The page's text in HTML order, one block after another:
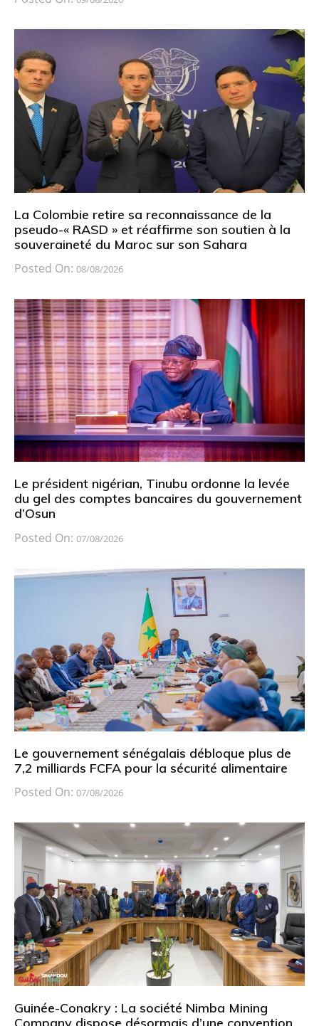
La Colombie retire sa reconnaissance de la
pseudo-« RASD » et réaffirme son soutien à la
souveraineté du Maroc sur son Sahara
Posted On: 08/08/2026
Le président nigérian, Tinubu ordonne la levée
du gel des comptes bancaires du gouvernement
d’Osun
Posted On: 07/08/2026
Le gouvernement sénégalais débloque plus de
7,2 milliards FCFA pour la sécurité alimentaire
Posted On: 07/08/2026
Guinée-Conakry : La société Nimba Mining
Company dispose désormais d’une convention